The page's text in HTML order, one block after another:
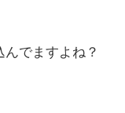
でますよね？